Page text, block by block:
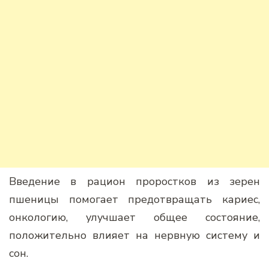
Введение в рацион проростков из зерен
пшеницы помогает предотвращать кариес,
онкологию, улучшает общее состояние,
положительно влияет на нервную систему и
сон.